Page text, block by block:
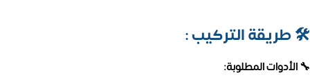
🛠️طريقة التركيب :
🔧 الأدوات المطلوبة: